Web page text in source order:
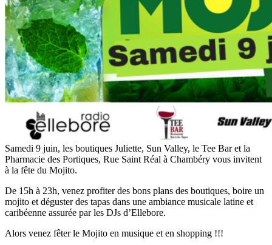
Samedi 9 juin, les boutiques Juliette, Sun Valley, le Tee Bar et la
Pharmacie des Portiques, Rue Saint Réal à Chambéry vous invitent
à la fête du Mojito.
De 15h à 23h, venez profiter des bons plans des boutiques, boire un
mojito et déguster des tapas dans une ambiance musicale latine et
caribéenne assurée par les DJs d’Ellebore.
Alors venez fêter le Mojito en musique et en shopping !!!